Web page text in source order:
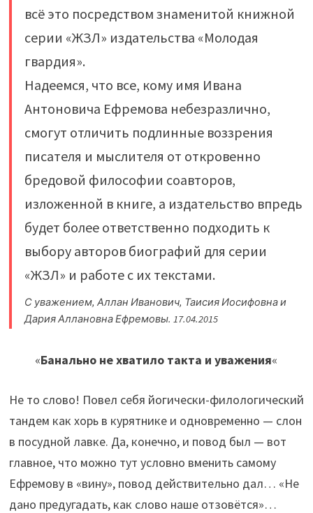
всё это посредством знаменитой книжной
серии «ЖЗЛ» издательства «Молодая
гвардия».
Надеемся, что все, кому имя Ивана
Антоновича Ефремова небезразлично,
смогут отличить подлинные воззрения
писателя и мыслителя от откровенно
бредовой философии соавторов,
изложенной в книге, а издательство впредь
будет более ответственно подходить к
выбору авторов биографий для серии
«ЖЗЛ» и работе с их текстами.
С уважением, Аллан Иванович, Таисия Иосифовна и
Дария Аллановна Ефремовы. 17.04.2015
«Банально не хватило такта и уважения«
Не то слово! Повел себя йогически-филологический
тандем как хорь в курятнике и одновременно — слон
в посудной лавке. Да, конечно, и повод был — вот
главное, что можно тут условно вменить самому
Ефремову в «вину», повод действительно дал… «Не
дано предугадать, как слово наше отзовётся»…